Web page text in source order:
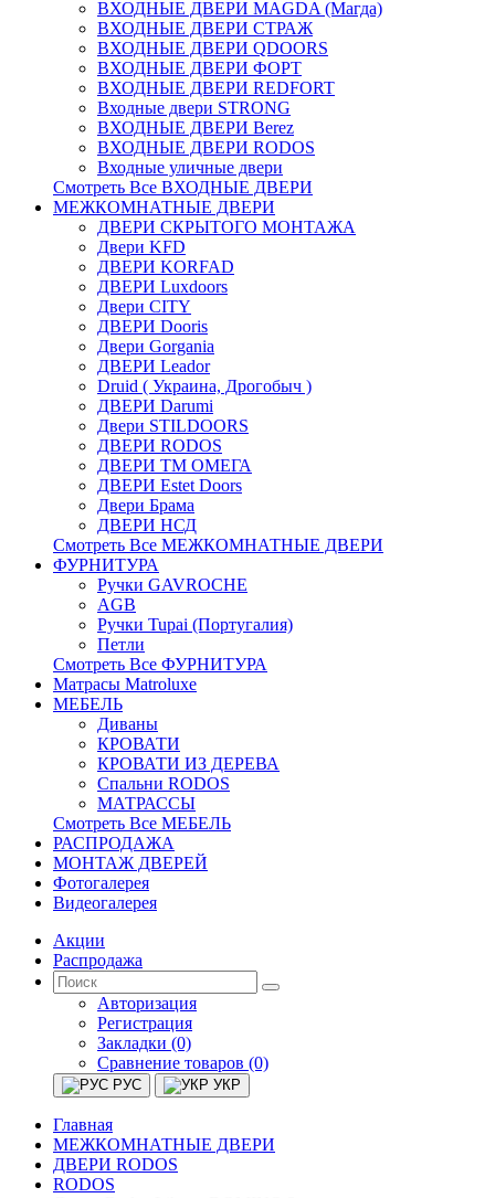
ВХОДНЫЕ ДВЕРИ МAGDA (Магда)
ВХОДНЫЕ ДВЕРИ СТРАЖ
ВХОДНЫЕ ДВЕРИ QDOORS
ВХОДНЫЕ ДВЕРИ ФОРТ
ВХОДНЫЕ ДВЕРИ REDFORT
Входные двери STRONG
ВХОДНЫЕ ДВЕРИ Berez
ВХОДНЫЕ ДВЕРИ RODOS
Входные уличные двери
Смотреть Все ВХОДНЫЕ ДВЕРИ
МЕЖКОМНАТНЫЕ ДВЕРИ
ДВЕРИ СКРЫТОГО МОНТАЖА
Двери KFD
ДВЕРИ KORFAD
ДВЕРИ Luxdoors
Двери CITY
ДВЕРИ Dooris
Двери Gorgania
ДВЕРИ Leador
Druid ( Украина, Дрогобыч )
ДВЕРИ Darumi
Двери STILDOORS
ДВЕРИ RODOS
ДВЕРИ ТМ ОМЕГА
ДВЕРИ Estet Doors
Двери Брама
ДВЕРИ НСД
Смотреть Все МЕЖКОМНАТНЫЕ ДВЕРИ
ФУРНИТУРА
Ручки GAVROCHE
AGB
Ручки Tupai (Португалия)
Петли
Смотреть Все ФУРНИТУРА
Матрасы Matroluxe
МЕБЕЛЬ
Диваны
КРОВАТИ
КРОВАТИ ИЗ ДЕРЕВА
Спальни RODOS
МАТРАССЫ
Смотреть Все МЕБЕЛЬ
РАСПРОДАЖА
МОНТАЖ ДВЕРЕЙ
Фотогалерея
Видеогалерея
Акции
Распродажа
Авторизация
Регистрация
Закладки (0)
Сравнение товаров (0)
РУС УКР
Главная
МЕЖКОМНАТНЫЕ ДВЕРИ
ДВЕРИ RODOS
RODOS